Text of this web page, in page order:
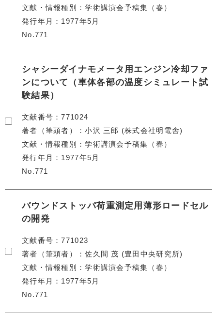
文献・情報種別
学術講演会予稿集（春）
発行年月
1977年5月
No.771
シャシーダイナモメータ用エンジン冷却ファ
ンについて（車体各部の温度シミュレート試
験結果）
文献番号
771024
著者（筆頭者）
小沢 三郎 (株式会社明電舎)
文献・情報種別
学術講演会予稿集（春）
発行年月
1977年5月
No.771
バウンドストッパ荷重測定用薄形ロードセル
の開発
文献番号
771023
著者（筆頭者）
佐久間 茂 (豊田中央研究所)
文献・情報種別
学術講演会予稿集（春）
発行年月
1977年5月
No.771